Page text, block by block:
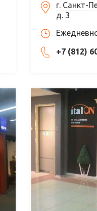
г. Санкт-
д. 3
+7 (812)